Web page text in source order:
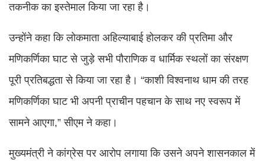
तकनीक का इस्तेमाल किया जा रहा है।
उन्होंने कहा कि लोकमाता अहिल्याबाई होलकर की प्रतिमा और
मणिकर्णिका घाट से जुड़े सभी पौराणिक व धार्मिक स्थलों का संरक्षण
पूरी प्रतिबद्धता से किया जा रहा है। “काशी विश्वनाथ धाम की तरह
मणिकर्णिका घाट भी अपनी प्राचीन पहचान के साथ नए स्वरूप में
सामने आएगा,” सीएम ने कहा।
मुख्यमंत्री ने कांग्रेस पर आरोप लगाया कि उसने अपने शासनकाल में